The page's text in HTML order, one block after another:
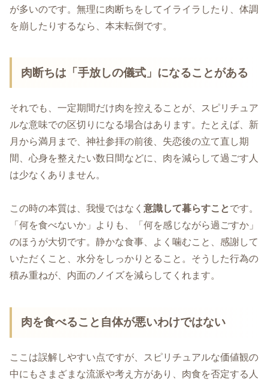
が多いのです。無理に肉断ちをしてイライラしたり、体調
を崩したりするなら、本末転倒です。
肉断ちは「手放しの儀式」になることがある
それでも、一定期間だけ肉を控えることが、スピリチュア
ルな意味での区切りになる場合はあります。たとえば、新
月から満月まで、神社参拝の前後、失恋後の立て直し期
間、心身を整えたい数日間などに、肉を減らして過ごす人
は少なくありません。
この時の本質は、我慢ではなく 意識して暮らすことです。
「何を食べないか」よりも、「何を感じながら過ごすか」
のほうが大切です。静かな食事、よく噛むこと、感謝して
いただくこと、水分をしっかりとること。そうした行為の
積み重ねが、内面のノイズを減らしてくれます。
肉を食べること自体が悪いわけではない
ここは誤解しやすい点ですが、スピリチュアルな価値観の
中にもさまざまな流派や考え方があり、肉食を否定する人